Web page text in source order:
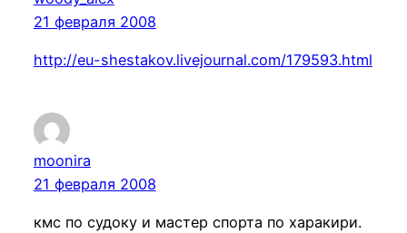
21 февраля 2008
http://eu-shestakov.livejournal.com/179593.html
moonira
21 февраля 2008
кмс по судоку и мастер спорта по харакири.